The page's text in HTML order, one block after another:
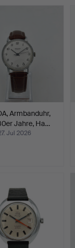
Armbanduhr,
Jahre, Ha…
Jul 2026